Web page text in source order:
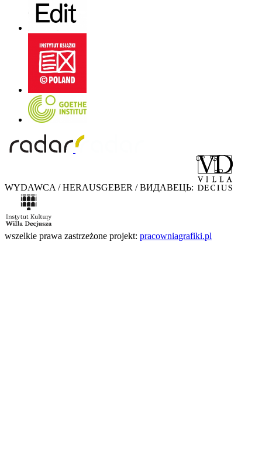
WYDAWCA / HERAUSGEBER / ВИДАВЕЦЬ:
wszelkie prawa zastrzeżone projekt: pracowniagrafiki.pl